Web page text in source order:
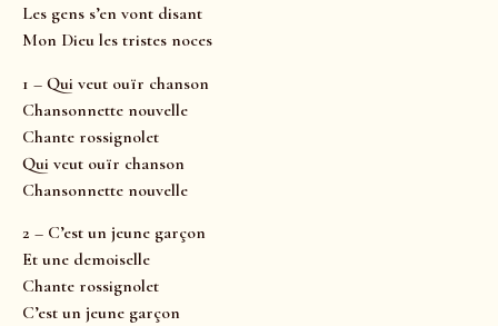
Les gens s’en vont disant
Mon Dieu les tristes noces
1 – Qui veut ouïr chanson
Chansonnette nouvelle
Chante rossignolet
Qui veut ouïr chanson
Chansonnette nouvelle
2 – C’est un jeune garçon
Et une demoiselle
Chante rossignolet
C’est un jeune garçon